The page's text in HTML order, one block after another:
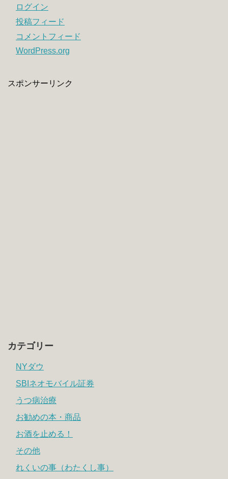
ログイン
投稿フィード
コメントフィード
WordPress.org
スポンサーリンク
カテゴリー
NYダウ
SBIネオモバイル証券
うつ病治療
お勧めの本・商品
お酒を止める！
その他
れくいの事（わたくし事）